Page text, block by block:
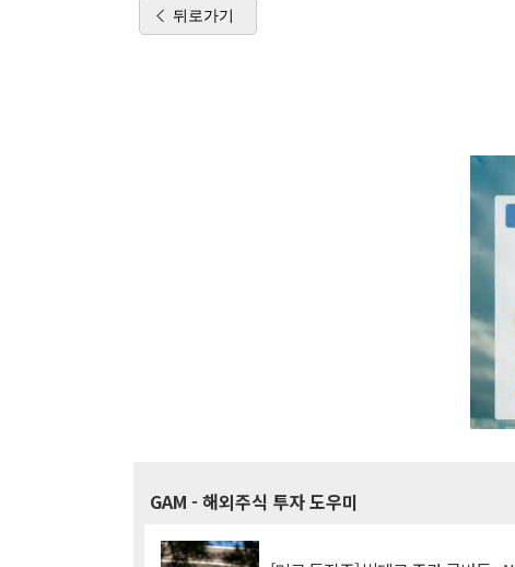
뒤로가기
GAM - 해외주식 투자 도우미